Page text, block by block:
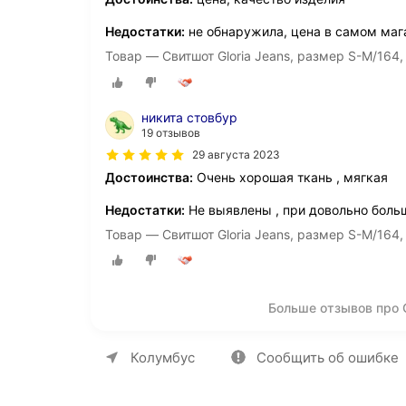
Недостатки: не обнаружила, цена в самом
Товар — Свитшот Gloria Jeans, размер S-M/
никита стовбур
19 отзывов
29 августа 2023
Достоинства: Очень хорошая ткань , мягкая
Недостатки: Не выявлены , при довольно
Товар — Свитшот Gloria Jeans, размер S-M/
Больше отзывов про
Колумбус Сообщить об ошибке